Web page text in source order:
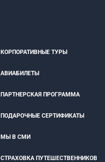
КОРПОРАТИВНЫЕ ТУРЫ
АВИАБИЛЕТЫ
ПАРТНЕРСКАЯ ПРОГРАММА
ПОДАРОЧНЫЕ СЕРТИФИКАТЫ
МЫ В СМИ
СТРАХОВКА ПУТЕШЕСТВЕННИКОВ